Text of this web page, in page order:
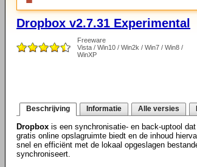
Dropbox v2.7.31 Experimental
Freeware
Vista / Win10 / Win2k / Win7 / Win8 /
WinXP
Beschrijving Informatie Alle versies
Dropbox is een synchronisatie- en back-uptool dat
gratis online opslagruimte biedt en de inhoud
snel en efficiënt met de lokaal opgeslagen
synchroniseert.